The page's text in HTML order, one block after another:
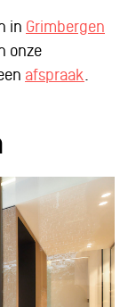
in Grimbergen
onze
afspraak.